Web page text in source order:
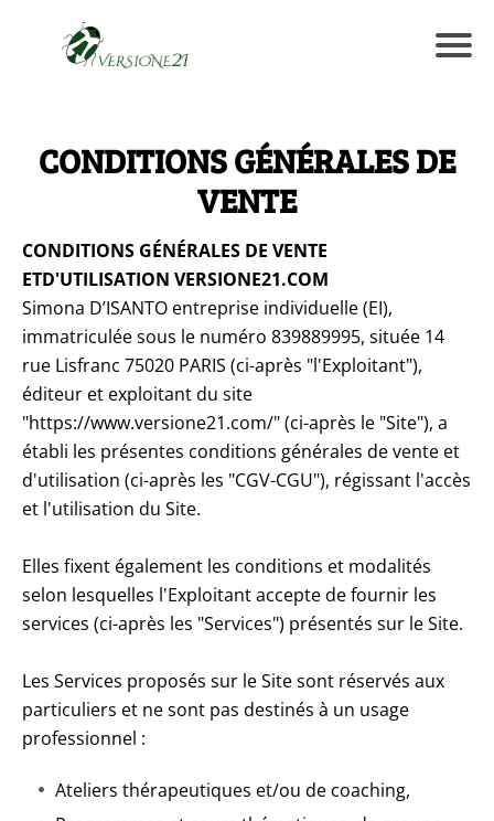
CONDITIONS GÉNÉRALES DE
VENTE
CONDITIONS GÉNÉRALES DE VENTE
ETD'UTILISATION VERSIONE21.COM
Simona D’ISANTO entreprise individuelle (EI),
immatriculée sous le numéro 839889995, située 14
rue Lisfranc 75020 PARIS (ci-après "l'Exploitant"),
éditeur et exploitant du site
"https://www.versione21.com/" (ci-après le "Site"), a
établi les présentes conditions générales de vente et
d'utilisation (ci-après les "CGV-CGU"), régissant l'accès
et l'utilisation du Site.
Elles fixent également les conditions et modalités
selon lesquelles l'Exploitant accepte de fournir les
services (ci-après les "Services") présentés sur le Site.
Les Services proposés sur le Site sont réservés aux
particuliers et ne sont pas destinés à un usage
professionnel :
Ateliers thérapeutiques et/ou de coaching,